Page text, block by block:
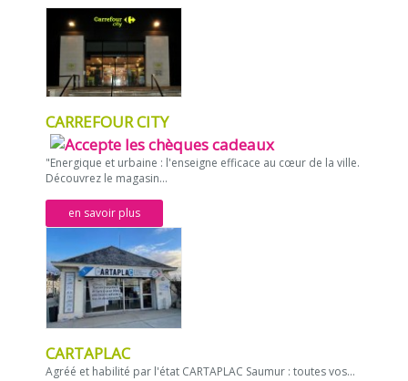
CARREFOUR CITY
"Energique et urbaine : l'enseigne efficace au cœur de la ville.
Découvrez le magasin...
en savoir plus
CARTAPLAC
Agréé et habilité par l'état CARTAPLAC Saumur : toutes vos...